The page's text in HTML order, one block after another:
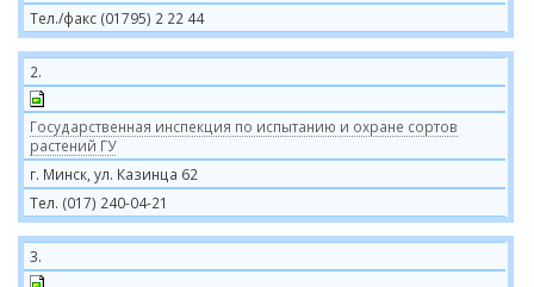
Тел./факс (01795) 2 22 44
2.
Государственная инспекция по испытанию и охране сортов
растений ГУ
г. Минск, ул. Казинца 62
Тел. (017) 240-04-21
3.